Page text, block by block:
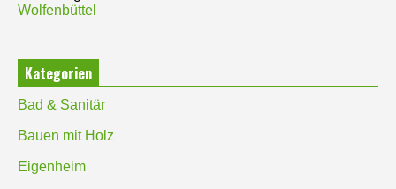
Wolfenbüttel
Kategorien
Bad & Sanitär
Bauen mit Holz
Eigenheim